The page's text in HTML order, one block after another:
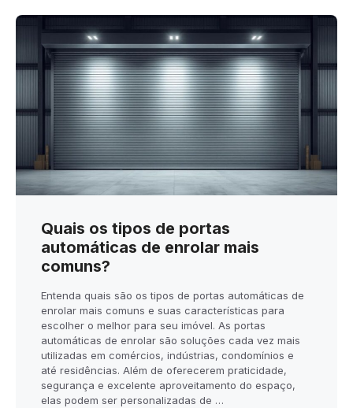
Quais os tipos de portas
automáticas de enrolar mais
comuns?
Entenda quais são os tipos de portas automáticas de
enrolar mais comuns e suas características para
escolher o melhor para seu imóvel. As portas
automáticas de enrolar são soluções cada vez mais
utilizadas em comércios, indústrias, condomínios e
até residências. Além de oferecerem praticidade,
segurança e excelente aproveitamento do espaço,
elas podem ser personalizadas de …